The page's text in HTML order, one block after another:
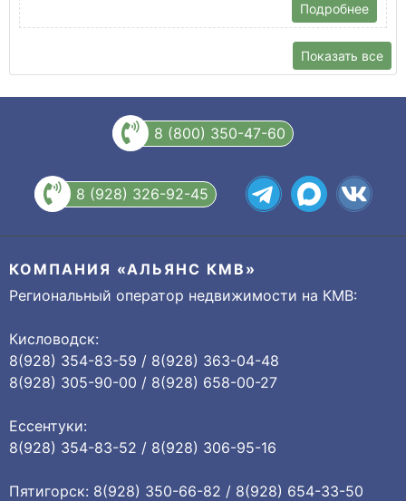
Подробнее
Показать все
8 (800) 350-47-60
8 (928) 326-92-45
КОМПАНИЯ «АЛЬЯНС КМВ»
Региональный оператор недвижимости на КМВ:
Кисловодск:
8(928) 354-83-59 / 8(928) 363-04-48
8(928) 305-90-00 / 8(928) 658-00-27
Ессентуки:
8(928) 354-83-52 / 8(928) 306-95-16
Пятигорск: 8(928) 350-66-82 / 8(928) 654-33-50